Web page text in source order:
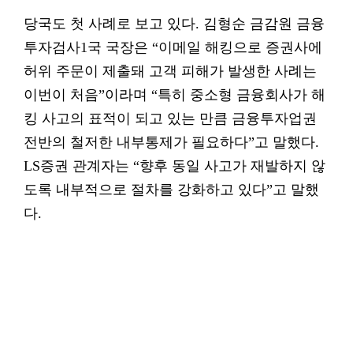
당국도 첫 사례로 보고 있다. 김형순 금감원 금융
투자검사1국 국장은 “이메일 해킹으로 증권사에
허위 주문이 제출돼 고객 피해가 발생한 사례는
이번이 처음”이라며 “특히 중소형 금융회사가 해
킹 사고의 표적이 되고 있는 만큼 금융투자업권
전반의 철저한 내부통제가 필요하다”고 말했다.
LS증권 관계자는 “향후 동일 사고가 재발하지 않
도록 내부적으로 절차를 강화하고 있다”고 말했
다.